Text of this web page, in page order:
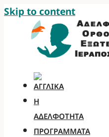
Skip to content
Η
ΑΔΕΛΦΌΤΗΤΑ
ΠΡΟΓΡΆΜΜΑΤΑ